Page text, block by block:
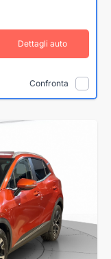
Dettagli auto
Confronta